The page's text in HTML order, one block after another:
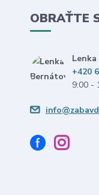
OBRAŤTE
+420
9:00 -